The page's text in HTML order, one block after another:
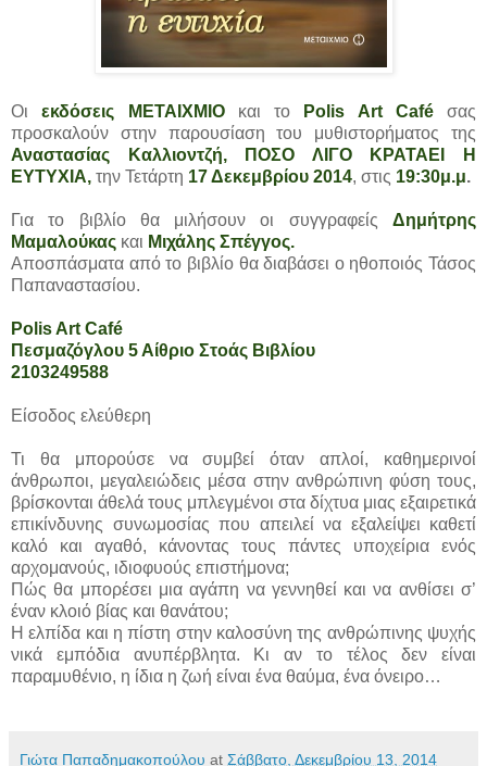
Οι εκδόσεις ΜΕΤΑΙΧΜΙΟκαι το Polis Art Caféσας
προσκαλούν στην παρουσίαση του μυθιστορήματος της
Αναστασίας Καλλιοντζή, ΠΟΣΟ ΛΙΓΟ ΚΡΑΤΑΕΙ Η
ΕΥΤΥΧΙΑ, την Τετάρτη 17 Δεκεμβρίου 2014, στις 19:30μ.μ.
Για το βιβλίο θα μιλήσουν οι συγγραφείς Δημήτρης
Μαμαλούκας και Μιχάλης Σπέγγος.
Αποσπάσματα από το βιβλίο θα διαβάσει ο ηθοποιός Τάσος
Παπαναστασίου.
Polis Art Café
Πεσμαζόγλου 5 Αίθριο Στοάς Βιβλίου
2103249588
Είσοδος ελεύθερη
Τι θα μπορούσε να συμβεί όταν απλοί, καθημερινοί
άνθρωποι, μεγαλειώδεις μέσα στην ανθρώπινη φύση τους,
βρίσκονται άθελά τους μπλεγμένοι στα δίχτυα μιας εξαιρετικά
επικίνδυνης συνωμοσίας που απειλεί να εξαλείψει καθετί
καλό και αγαθό, κάνοντας τους πάντες υποχείρια ενός
αρχομανούς, ιδιο­φυούς επιστήμονα;
Πώς θα μπορέσει μια αγάπη να γεννηθεί και να ανθίσει σ’
έναν κλοιό βίας και θανάτου;
Η ελπίδα και η πίστη στην καλοσύνη της ανθρώ­πινης ψυχής
νικά εμπόδια ανυπέρβλητα. Κι αν το τέλος δεν είναι
παραμυθένιο, η ίδια η ζωή είναι έ­να θαύμα, ένα όνειρο…
Γιώτα Παπαδημακοπούλου at Σάββατο, Δεκεμβρίου 13, 2014